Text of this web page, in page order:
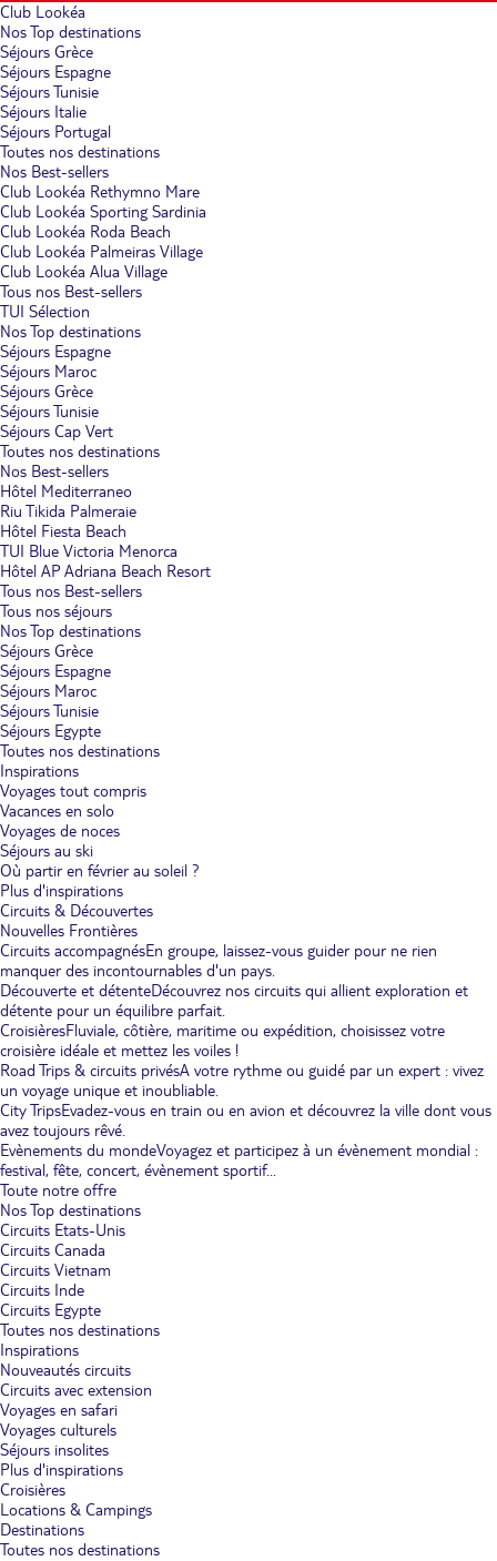
Club Lookéa
Nos Top destinations
Séjours Grèce
Séjours Espagne
Séjours Tunisie
Séjours Italie
Séjours Portugal
Toutes nos destinations
Nos Best-sellers
Club Lookéa Rethymno Mare
Club Lookéa Sporting Sardinia
Club Lookéa Roda Beach
Club Lookéa Palmeiras Village
Club Lookéa Alua Village
Tous nos Best-sellers
TUI Sélection
Nos Top destinations
Séjours Espagne
Séjours Maroc
Séjours Grèce
Séjours Tunisie
Séjours Cap Vert
Toutes nos destinations
Nos Best-sellers
Hôtel Mediterraneo
Riu Tikida Palmeraie
Hôtel Fiesta Beach
TUI Blue Victoria Menorca
Hôtel AP Adriana Beach Resort
Tous nos Best-sellers
Tous nos séjours
Nos Top destinations
Séjours Grèce
Séjours Espagne
Séjours Maroc
Séjours Tunisie
Séjours Egypte
Toutes nos destinations
Inspirations
Voyages tout compris
Vacances en solo
Voyages de noces
Séjours au ski
Où partir en février au soleil ?
Plus d'inspirations
Circuits & Découvertes
Nouvelles Frontières
Circuits accompagnésEn groupe, laissez-vous guider pour ne rien
manquer des incontournables d'un pays.
Découverte et détenteDécouvrez nos circuits qui allient exploration et
détente pour un équilibre parfait.
CroisièresFluviale, côtière, maritime ou expédition, choisissez votre
croisière idéale et mettez les voiles !
Road Trips & circuits privésA votre rythme ou guidé par un expert : vivez
un voyage unique et inoubliable.
City TripsEvadez-vous en train ou en avion et découvrez la ville dont vous
avez toujours rêvé.
Evènements du mondeVoyagez et participez à un évènement mondial :
festival, fête, concert, évènement sportif...
Toute notre offre
Nos Top destinations
Circuits Etats-Unis
Circuits Canada
Circuits Vietnam
Circuits Inde
Circuits Egypte
Toutes nos destinations
Inspirations
Nouveautés circuits
Circuits avec extension
Voyages en safari
Voyages culturels
Séjours insolites
Plus d'inspirations
Croisières
Locations & Campings
Destinations
Toutes nos destinations